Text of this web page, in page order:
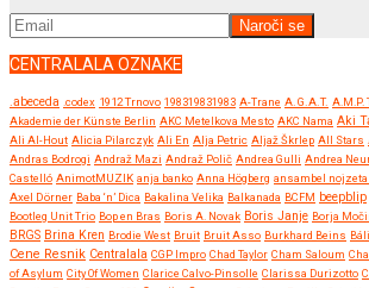
CENTRALALA OZNAKE
.abeceda .codex 1912 Trnovo 198319831983 A-Trane A.G.A.T. A.M.P.
Akademie der Künste Berlin AKC Metelkova Mesto AKC Nama Aki
Ali Al-Hout Alicia Pilarczyk Ali En Alja Petric Aljaž Škrlep All Stars
Andras Bodrogi Andraž Mazi Andraž Polič Andrea Gulli Andrea
Castelló AnimotMUZIK anja banko Anna Högberg ansambel nojzeta
Axel Dörner Baba ‘n’ Dica Bakalina Velika Balkanada BCFM beepblip
Bootleg Unit Trio Bop en Bras Boris A. Novak Boris Janje Borja
BRGS Brina Kren Brodie West Bruit Bruit Asso Burkhard Beins
Cene Resnik Centralala CGP Impro Chad Taylor Cham Saloum
of Asylum City Of Women Clarice Calvo-Pinsolle Clarissa Durizotto